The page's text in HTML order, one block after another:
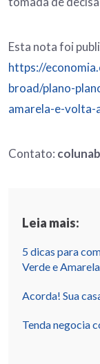
Esta nota foi
https://
broad/plano-
amarela-e-
Contato:
Leia mais:
5 dicas para
Verde e Amarela
Acorda! Sua
Tenda negocia